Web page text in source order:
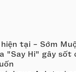
tại - Sớm
"Say Hi" gây sốt